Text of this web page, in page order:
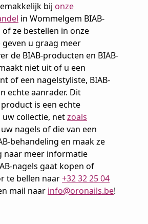
bij onze
in Wommelgem BIAB-
ze bestellen in onze
geven u graag meer
de BIAB-producten en BIAB-
niet uit of u een
of een nagelstyliste, BIAB-
echte aanrader. Dit
is een echte
collectie, netzoals
uw nagels of die van een
behandeling en maak ze
naar meer informatie
nagels gaat kopen of
te bellen naar+32 32 25 04
mail naar info@oronails.be!